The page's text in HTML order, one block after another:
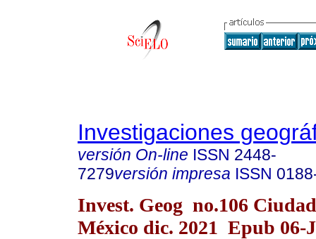
Investigaciones
versión On-line ISSN 2448-
7279versión impresa ISSN
Invest. Geog no.106
México dic. 2021 Epub 06-